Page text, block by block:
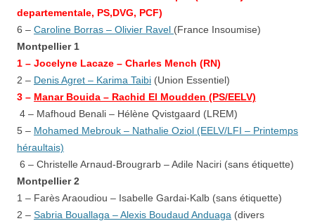
departementale, PS,DVG, PCF)
6 – Caroline Borras – Olivier Ravel (France Insoumise)
Montpellier 1
1 – Jocelyne Lacaze – Charles Mench (RN)
2 – Denis Agret – Karima Taibi (Union Essentiel)
3 – Manar Bouida – Rachid El Moudden (PS/EELV)
4 – Mafhoud Benali – Hélène Qvistgaard (LREM)
5 – Mohamed Mebrouk – Nathalie Oziol (EELV/LFI – Printemps
héraultais)
6 – Christelle Arnaud-Brougrarb – Adile Naciri (sans étiquette)
Montpellier 2
1 – Farès Araoudiou – Isabelle Gardai-Kalb (sans étiquette)
2 – Sabria Bouallaga – Alexis Boudaud Anduaga (divers